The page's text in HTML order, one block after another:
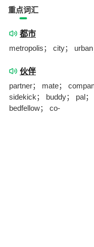
重点词汇
都市
metropolis； city；
伙伴
partner； mate；
sidekick； buddy； pal
bedfellow； co-